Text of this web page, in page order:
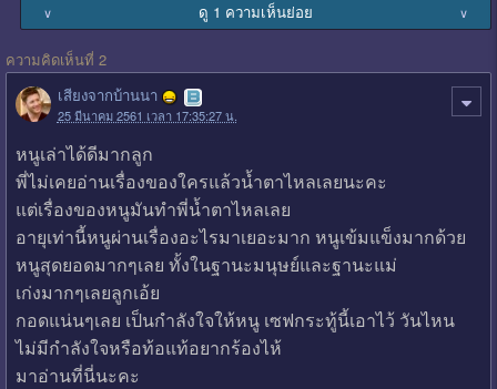
∨ ดู 1 ความเห็นย่อย ∨
ความคิดเห็นที่ 2
เสียงจากบ้านนา
25 มีนาคม 2561 เวลา 17:35:27 น.
หนูเล่าได้ดีมากลูก
พี่ไม่เคยอ่านเรื่องของใครแล้วน้ำตาไหลเลยนะคะ
แต่เรื่องของหนูมันทำพี่น้ำตาไหลเลย
อายุเท่านี้หนูผ่านเรื่องอะไรมาเยอะมาก หนูเข้มแข็งมากด้วย
หนูสุดยอดมากๆเลย ทั้งในฐานะมนุษย์และฐานะแม่
เก่งมากๆเลยลูกเอ้ย
กอดแน่นๆเลย เป็นกำลังใจให้หนู เซฟกระทู้นี้เอาไว้ วันไหน
ไม่มีกำลังใจหรือท้อแท้อยากร้องไห้
มาอ่านที่นี่นะคะ